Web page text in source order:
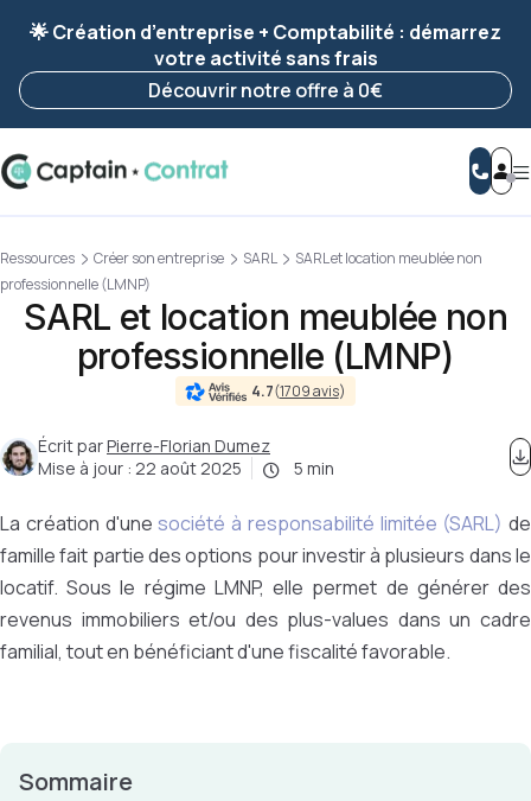
enregistrée 🚀
Reprendre ma démarche
🌟 Création d’entreprise + Comptabilité : démarrez
votre activité sans frais
Découvrir notre offre à 0€
Ressources Créer son entreprise SARL
SARL et location meublée non
professionnelle (LMNP)
SARL et location meublée non
professionnelle (LMNP)
4.7(1709 avis)
Écrit parPierre-Florian Dumez
Mise à jour : 22 août 2025 5 min
La création d'unesociété à responsabilité limitée (SARL) de
famille fait partie des options pour investir à plusieurs dans le
locatif. Sous le régime LMNP, elle permet de générer des
revenus immobiliers et/ou des plus-values dans un cadre
familial, tout en bénéficiant d'une fiscalité favorable.
Sommaire